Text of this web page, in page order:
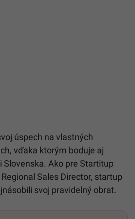
úspech na vlastných
vďaka ktorým boduje aj
Slovenska. Ako pre Startitup
Sales Director, startup
svoj pravidelný obrat.